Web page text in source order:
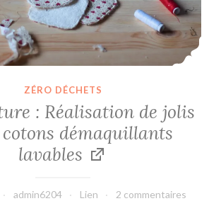
ZÉRO DÉCHETS
: Réalisation de jolis
démaquillants
lavables
admin6204 Lien 2 commentaires